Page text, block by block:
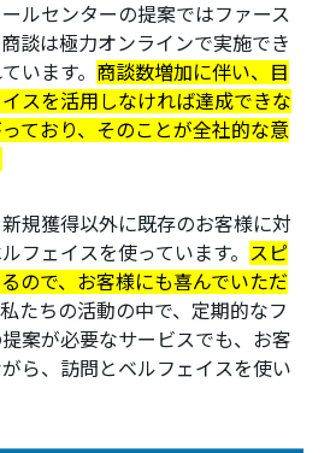
ルセンターの提案ではファース
談は極力オンラインで実施でき
います。 商談数増加に伴い、目
スを活用しなければ達成できな
ており、そのことが全社的な意
新規獲得以外に既存のお客様に対
フェイスを使っています。 スピ
ので、お客様にも喜んでいただ
私たちの活動の中で、定期的なフ
案が必要なサービスでも、お客
ら、訪問とベルフェイスを使い